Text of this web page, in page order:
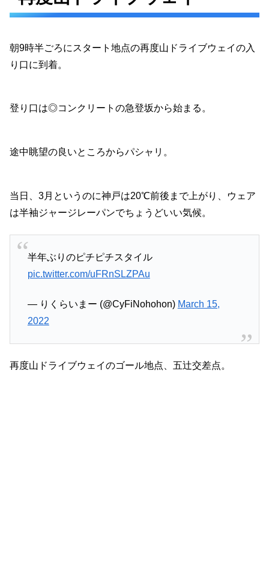
朝9時半ごろにスタート地点の再度山ドライブウェイの入
り口に到着。
登り口は◎コンクリートの急登坂から始まる。
途中眺望の良いところからパシャリ。
当日、3月というのに神戸は20℃前後まで上がり、ウェア
は半袖ジャージレーパンでちょうどいい気候。
半年ぶりのピチピチスタイル
pic.twitter.com/uFRnSLZPAu
— りくらいまー (@CyFiNohohon) March 15,
2022
再度山ドライブウェイのゴール地点、五辻交差点。